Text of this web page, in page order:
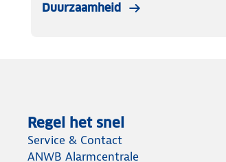
Duurzaamheid
Regel het snel
Service & Contact
ANWB Alarmcentrale